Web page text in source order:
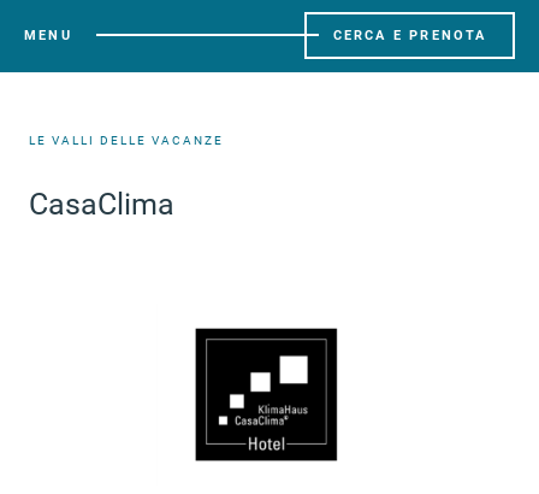
MENU CERCA E PRENOTA
LE VALLI DELLE VACANZE
CasaClima